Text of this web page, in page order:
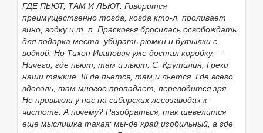
ГДЕ ПЬЮТ, ТАМ И ЛЬЮТ. Говорится
преимущественно тогда, когда кто-л. проливает
вино, водку и т. п. Прасковья бросилась освобождать
для подарка места, убирать рюмки и бутылки с
водкой. Но Тихон Иванович уже достал коробку. —
Ничего, где пьют, там и льют. С. Крутилин, Грехи
наши тяжкие. IIГде пьется, там и льется. Где всего
вдоволь, там многое пропадает, переводится зря.
Не привыкли у нас на сибирских лесозаводах к
чистоте. А почему? Разобраться, так шевелится
еще мыслишка такая: мы-де край изобильный, а где